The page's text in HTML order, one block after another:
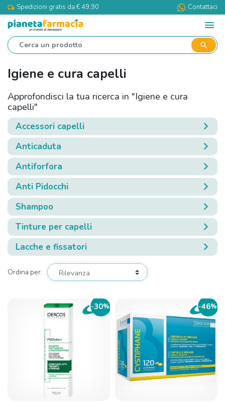
local_shipping Spedizioni gratis da € 49,90 Contattaci
menu
search
Igiene e cura capelli
Approfondisci la tua ricerca in "Igiene e cura
capelli"
Accessori capelli
Anticaduta
Antiforfora
Anti Pidocchi
Shampoo
Tinture per capelli
Lacche e fissatori
Ordina per:
-30% -46%